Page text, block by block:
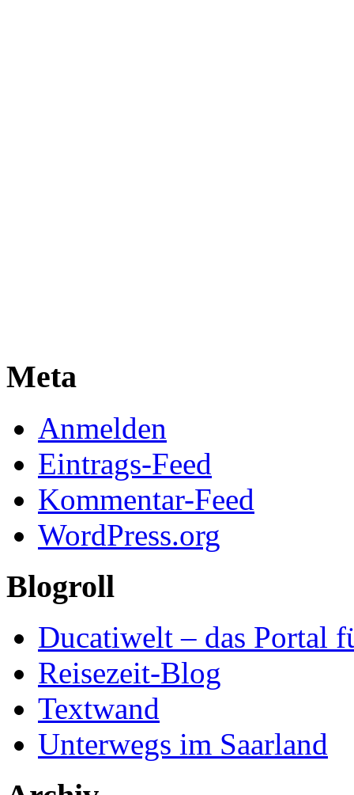
Meta
Anmelden
Eintrags-Feed
Kommentar-Feed
WordPress.org
Blogroll
Ducatiwelt – das Portal
Reisezeit-Blog
Textwand
Unterwegs im Saarland